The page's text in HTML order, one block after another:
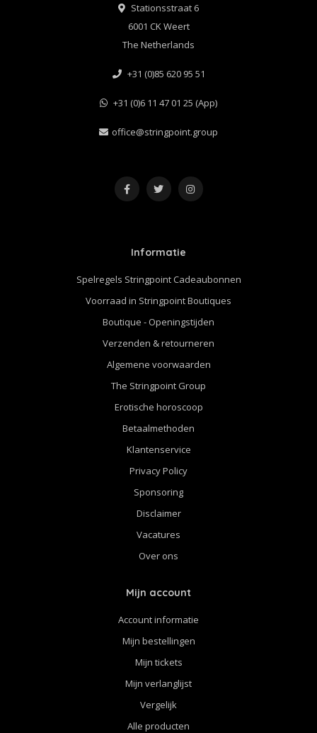
Stationsstraat 6
6001 CK Weert
The Netherlands
+31 (0)85 620 95 51
+31 (0)6 11 47 01 25 (App)
office@stringpoint.group
Informatie
Spelregels Stringpoint Cadeaubonnen
Voorraad in Stringpoint Boutiques
Boutique - Openingstijden
Verzenden & retourneren
Algemene voorwaarden
The Stringpoint Group
Erotische horoscoop
Betaalmethoden
Klantenservice
Privacy Policy
Sponsoring
Disclaimer
Vacatures
Over ons
Mijn account
Account informatie
Mijn bestellingen
Mijn tickets
Mijn verlanglijst
Vergelijk
Alle producten